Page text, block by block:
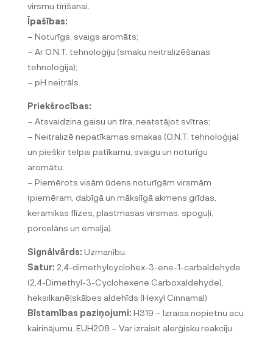
virsmu tīrīšanai.
Īpašības:
– Noturīgs, svaigs aromāts;
– Ar O.N.T. tehnoloģiju (smaku neitralizēšanas
tehnoloģija);
– pH neitrāls.
Priekšrocības:
– Atsvaidzina gaisu un tīra, neatstājot svītras;
– Neitralizē nepatīkamas smakas (O.N.T. tehnoloģija)
un piešķir telpai patīkamu, svaigu un noturīgu
aromātu;
– Piemērots visām ūdens noturīgām virsmām
(piemēram, dabīgā un mākslīgā akmens grīdas,
keramikas flīzes, plastmasas virsmas, spoguļi,
porcelāns un emalja).
Signālvārds: Uzmanību.
Satur: 2,4-dimethylcyclohex-3-ene-1-carbaldehyde
(2,4-Dimethyl-3-Cyclohexene Carboxaldehyde),
heksilkanēļskābes aldehīds (Hexyl Cinnamal)
Bīstamības paziņojumi: H319 – Izraisa nopietnu acu
kairinājumu. EUH208 – Var izraisīt alerģisku reakciju.